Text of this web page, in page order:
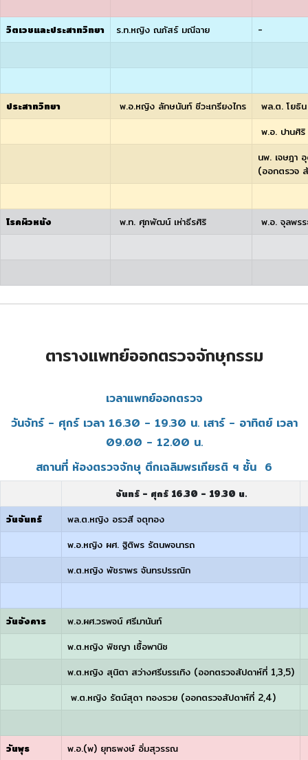
วิตเวชและประสาทวิทยา ร.ท.หญิง ณภัสร์ มณีฉาย -
ประสาทวิทยา พ.อ.หญิง ลักษนันท์ ชีวะเกรียงไกร
พล.ต. โยธิ
พ.อ. ปานศิ
นพ. เจษฎา
(ออกตรวจ
โรคผิวหนัง พ.ท. ศุภพัฒน์ เห่าธีรศิริ พ.อ. จุลพร
ตารางแพทย์ออกตรวจจักษุกรรม
เวลาแพทย์ออกตรวจ
วันจัทร์ - ศุกร์ เวลา 16.30 - 19.30 น. เสาร์ - อาทิตย์ เวลา
09.00 - 12.00 น.
สถานที่ ห้องตรวจจักษุ ตึกเฉลิมพรเกียรติ ฯ ชั้น 6
จันทร์ - ศุกร์ 16.30 - 19.30 น.
วันจันทร์
พล.ต.หญิง อรวสี จตุทอง
พ.อ.หญิง ผศ. ฐิติพร รัตนพจนารถ
พ.ต.หญิง พัชราพร จันทรปรรณิก
วันอังคาร
พ.อ.ผศ.วรพจน์ ศรีมานันท์
พ.ต.หญิง พิชญา เชื้อพานิช
พ.ต.หญิง สุนิตา สว่างศรีบรรเทิง (ออกตรวจสัปดาห์ที่ 1,3,5)
พ.ต.หญิง รัตน์สุดา ทองรวย (ออกตรวจสัปดาห์ที่ 2,4)
วันพุธ
พ.อ.(พ) ยุทธพงษ์ อิ่มสุวรรณ